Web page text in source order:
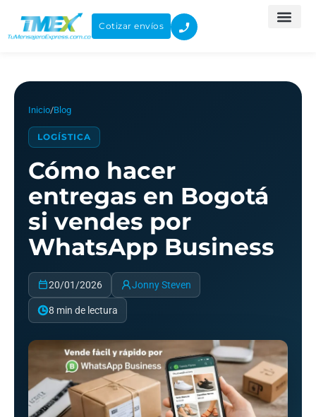
Cotizar envíos
Inicio/Blog
LOGÍSTICA
Cómo hacer
entregas en Bogotá
si vendes por
WhatsApp Business
20/01/2026 Jonny Steven
8 min de lectura